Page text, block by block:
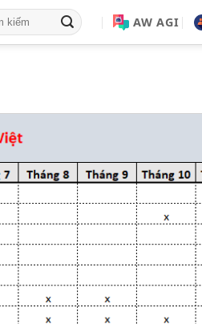
AW AGI